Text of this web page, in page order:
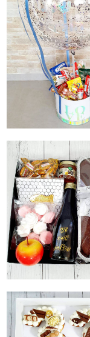
וממתקים ליום הולדת
התקשר/י
לחג עם בקבוק יין
התקשר/י
מספרים